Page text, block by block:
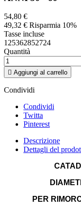
54,80 €
49,32 € Risparmia 10%
Tasse incluse
125362852724
Quantità
 Aggiungi al carrello
Condividi
Condividi
Twitta
Pinterest
Descrizione
Dettagli del
PER